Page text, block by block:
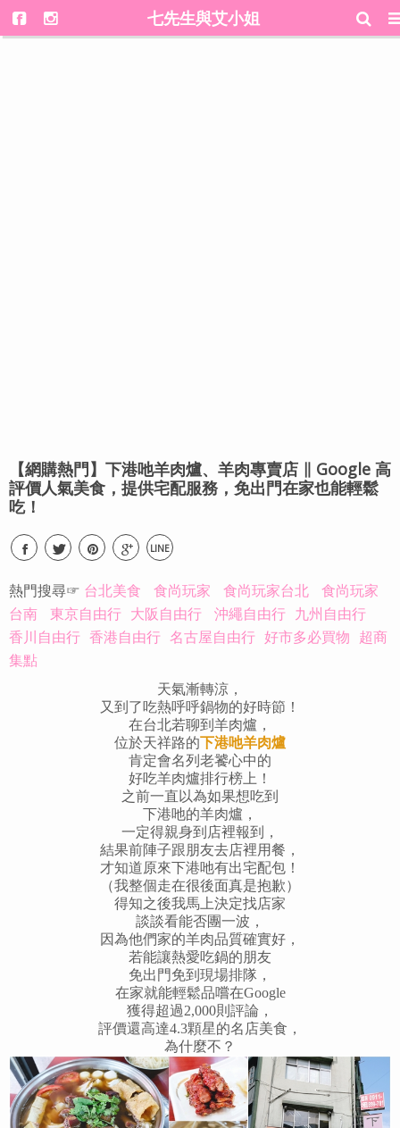
七先生與艾小姐
【網購熱門】下港吔羊肉爐、羊肉專賣店 ∥ Google 高
評價人氣美食，提供宅配服務，免出門在家也能輕鬆
吃！
LINE
熱門搜尋☞ 台北美食 食尚玩家 食尚玩家台北
食尚玩家
台南
東京自由行 大阪自由行 沖繩自由行 九州自由行
香川自由行 香港自由行 名古屋自由行 好市多必買物 超商
集點
天氣漸轉涼，
又到了吃熱呼呼鍋物的好時節！
在台北若聊到羊肉爐，
位於天祥路的下港吔羊肉爐
肯定會名列老饕心中的
好吃羊肉爐排行榜上！
之前一直以為如果想吃到
下港吔的羊肉爐，
一定得親身到店裡報到，
結果前陣子跟朋友去店裡用餐，
才知道原來下港吔有出宅配包！
（我整個走在很後面真是抱歉）
得知之後我馬上決定找店家
談談看能否團一波，
因為他們家的羊肉品質確實好，
若能讓熱愛吃鍋的朋友
免出門免到現場排隊，
在家就能輕鬆品嚐在Google
獲得超過2,000則評論，
評價還高達4.3顆星的名店美食，
為什麼不？